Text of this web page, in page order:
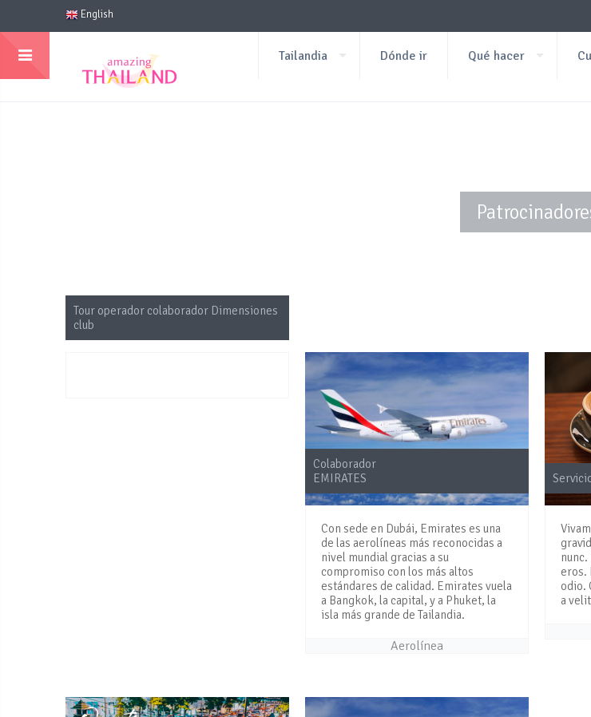
English
Tailandia Dónde ir Qué hacer
Tour operador colaborador Dimensiones
club
Colaborador
EMIRATES
Con sede en Dubái, Emirates es una
de las aerolíneas más reconocidas a
nivel mundial gracias a su
compromiso con los más altos
estándares de calidad. Emirates vuela
a Bangkok, la capital, y a Phuket, la
isla más grande de Tailandia.
Aerolínea
eros.
odio.
a